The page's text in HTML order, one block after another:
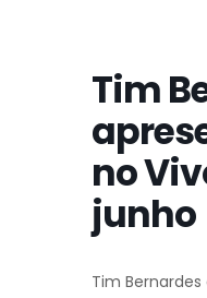
Tim
no
junho
Tim